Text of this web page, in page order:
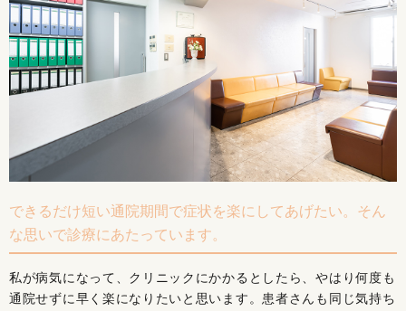
できるだけ短い通院期間で症状を楽にしてあげたい。そん
な思いで診療にあたっています。
私が病気になって、クリニックにかかるとしたら、やはり何度も
通院せずに早く楽になりたいと思います。患者さんも同じ気持ち